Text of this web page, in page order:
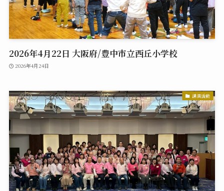
2026年4月22日 大阪府/豊中市立西丘小学校
2026年4月24日
講演活動